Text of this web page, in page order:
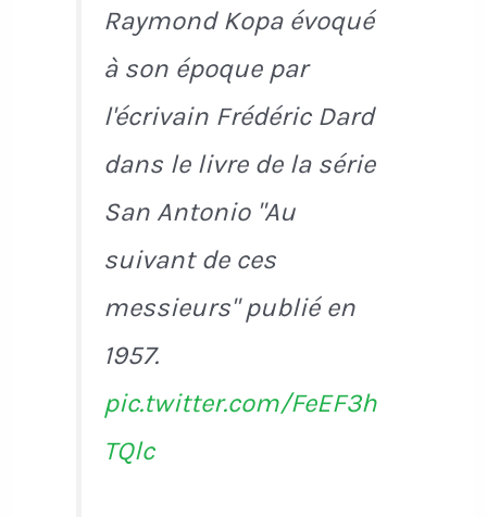
Raymond Kopa évoqué
à son époque par
l'écrivain Frédéric Dard
dans le livre de la série
San Antonio "Au
suivant de ces
messieurs" publié en
1957.
pic.twitter.com/FeEF3h
TQlc